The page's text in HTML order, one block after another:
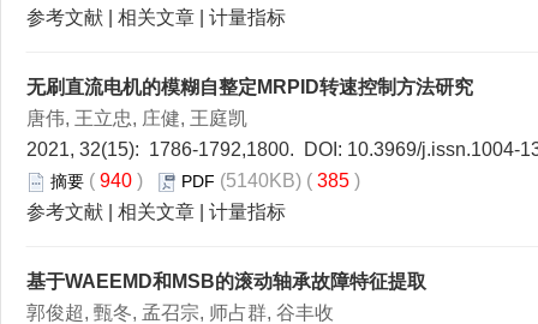
参考文献
相关文章 计量指标
无刷直流电机的模糊自整定MRPID转速控制方法研究
唐伟, 王立忠, 庄健, 王庭凯
2021, 32(15): 1786-1792,1800. DOI: 10.3969/j.issn.1004-
摘要 ( 940 ) PDF (5140KB) ( 385 )
参考文献
相关文章 计量指标
基于WAEEMD和MSB的滚动轴承故障特征提取
郭俊超, 甄冬, 孟召宗, 师占群, 谷丰收